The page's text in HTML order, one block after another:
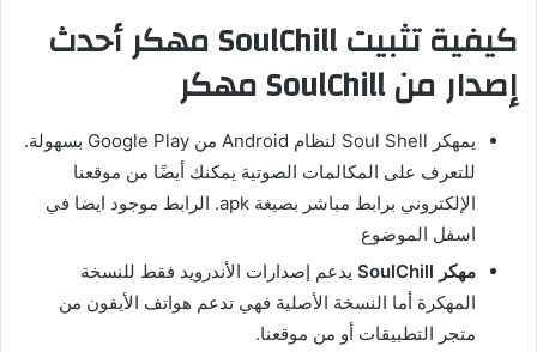
كيفية تثبيت SoulChill مهكر أحدث
إصدار من SoulChill مهكر
يمهكر Soul Shell لنظام Android من Google Play بسهولة.
للتعرف على المكالمات الصوتية يمكنك أيضًا من موقعنا
الإلكتروني برابط مباشر بصيغة apk. الرابط موجود ايضا في
اسفل الموضوع
مهكر SoulChill
يدعم إصدارات الأندرويد فقط للنسخة
المهكرة أما النسخة الأصلية فهي تدعم هواتف الأيفون من
متجر التطبيقات أو من موقعنا.